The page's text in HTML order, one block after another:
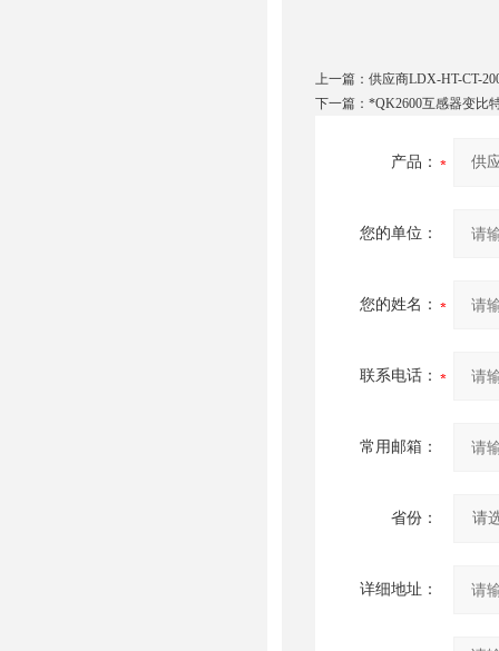
上一篇： 供应商LDX-HT-CT-
下一篇： *QK2600互感器变比
产品：
您的单位：
您的姓名：
联系电话：
常用邮箱：
省份：
详细地址：